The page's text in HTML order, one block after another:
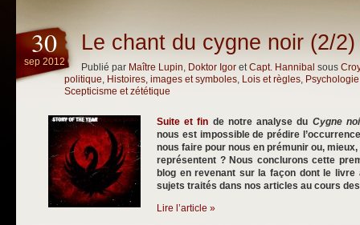
30
sep 2012
Le chant du cygne noir (2/2)
Publié par Maître Lupin, Doktor Igor etCapt. Hannibal sous
politique, Histoires, images et symboles, Lois et règles, Psychologie
Scepticisme et zététique
Suite et fin de notre analyse du Cygne
nous est impossible de prédire
nous faire pour nous en prémunir ou,
représentent ? Nous conclurons cette
blog en revenant sur la façon dont le livre
sujets traités dans nos articles au cours
Lire l’article »